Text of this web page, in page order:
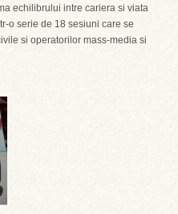
echilibrului intre cariera si viata
o serie de 18 sesiuni care se
si operatorilor mass-media si